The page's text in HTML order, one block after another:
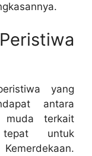
yang
antara
muda terkait
untuk